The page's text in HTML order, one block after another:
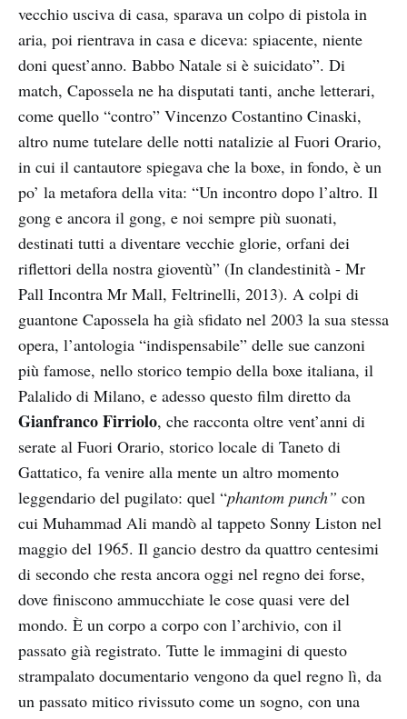
vecchio usciva di casa, sparava un colpo di pistola in
aria, poi rientrava in casa e diceva: spiacente, niente
doni quest’anno. Babbo Natale si è suicidato”. Di
match, Capossela ne ha disputati tanti, anche letterari,
come quello “contro” Vincenzo Costantino Cinaski,
altro nume tutelare delle notti natalizie al Fuori Orario,
in cui il cantautore spiegava che la boxe, in fondo, è un
po’ la metafora della vita: “Un incontro dopo l’altro. Il
gong e ancora il gong, e noi sempre più suonati,
destinati tutti a diventare vecchie glorie, orfani dei
riflettori della nostra gioventù” (In clandestinità - Mr
Pall Incontra Mr Mall, Feltrinelli, 2013). A colpi di
guantone Capossela ha già sfidato nel 2003 la sua stessa
opera, l’antologia “indispensabile” delle sue canzoni
più famose, nello storico tempio della boxe italiana, il
Palalido di Milano, e adesso questo film diretto da
Gianfranco Firriolo, che racconta oltre vent’anni di
serate al Fuori Orario, storico locale di Taneto di
Gattatico, fa venire alla mente un altro momento
leggendario del pugilato: quel “phantom punch” con
cui Muhammad Ali mandò al tappeto Sonny Liston nel
maggio del 1965. Il gancio destro da quattro centesimi
di secondo che resta ancora oggi nel regno dei forse,
dove finiscono ammucchiate le cose quasi vere del
mondo. È un corpo a corpo con l’archivio, con il
passato già registrato. Tutte le immagini di questo
strampalato documentario vengono da quel regno lì, da
un passato mitico rivissuto come un sogno, con una